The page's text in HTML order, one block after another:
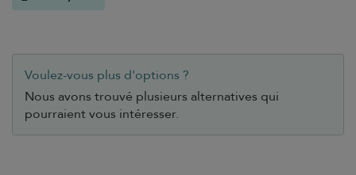
Voulez-vous plus d'options ?
Nous avons trouvé plusieurs alternatives qui
pourraient vous intéresser.